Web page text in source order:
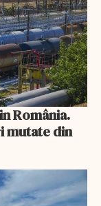
România.
mutate din